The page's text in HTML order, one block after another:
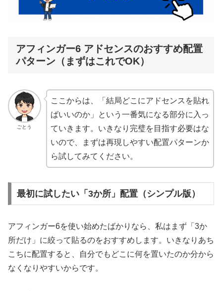
アフィンガー6 アドセンスのおすすめ配置
パターン（まずはこれでOK）
ごとう
ここからは、「結局どこにアドセンスを貼れ
ばいいのか」という一番気になる部分に入っ
ていきます。いきなり完璧を目指す必要はな
いので、まずは再現しやすい配置パターンか
ら試してみてください。
最初に試したい「3か所」配置（シンプル版）
アフィンガー6を使い始めたばかりなら、私はまず「3か
所だけ」に絞って貼るのをおすすめします。いきなりあち
こちに配置すると、自分でもどこに何を置いたのか分から
なくなりやすいからです。